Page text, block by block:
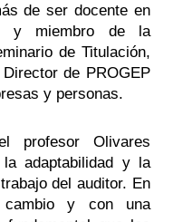
de ser docente en
y miembro de la
de Titulación,
de PROGEP
y personas.
profesor Olivares
adaptabilidad y la
del auditor. En
cambio y con una